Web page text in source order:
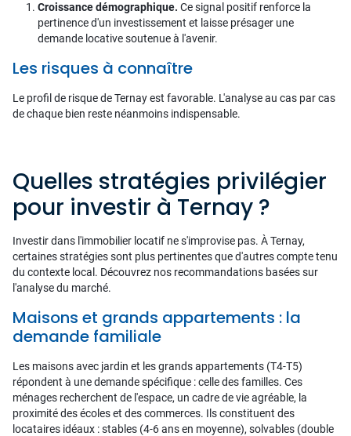
Croissance démographique. Ce signal positif renforce la
pertinence d'un investissement et laisse présager une
demande locative soutenue à l'avenir.
Les risques à connaître
Le profil de risque de Ternay est favorable. L'analyse au cas par cas
de chaque bien reste néanmoins indispensable.
Quelles stratégies privilégier
pour investir à Ternay ?
Investir dans l'immobilier locatif ne s'improvise pas. À Ternay,
certaines stratégies sont plus pertinentes que d'autres compte tenu
du contexte local. Découvrez nos recommandations basées sur
l'analyse du marché.
Maisons et grands appartements : la
demande familiale
Les maisons avec jardin et les grands appartements (T4-T5)
répondent à une demande spécifique : celle des familles. Ces
ménages recherchent de l'espace, un cadre de vie agréable, la
proximité des écoles et des commerces. Ils constituent des
locataires idéaux : stables (4-6 ans en moyenne), solvables (double